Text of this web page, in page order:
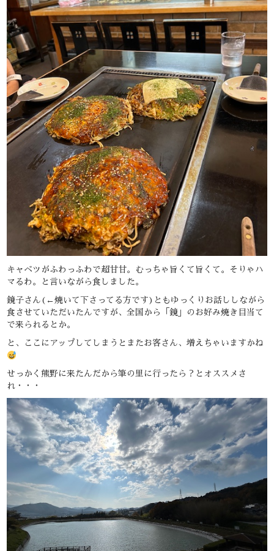
キャベツがふわっふわで超甘甘。むっちゃ旨くて旨くて。そりゃハ
マるわ。と言いながら食しました。
鏡子さん(←焼いて下さってる方です)ともゆっくりお話ししながら
食させていただいたんですが、全国から「鏡」のお好み焼き目当て
で来られるとか。
と、ここにアップしてしまうとまたお客さん、増えちゃいますかね
せっかく熊野に来たんだから筆の里に行ったら？とオススメさ
れ・・・